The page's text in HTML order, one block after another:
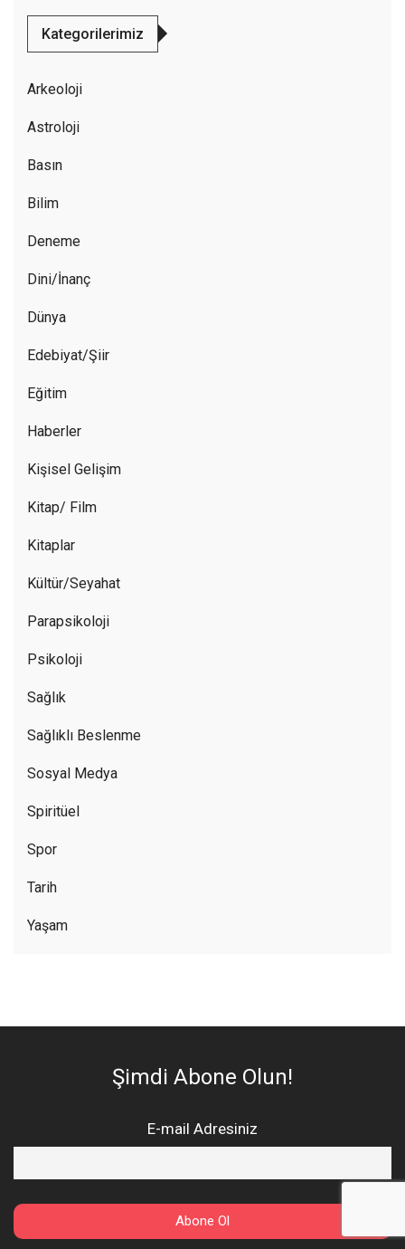
Kategorilerimiz
Arkeoloji
Astroloji
Basın
Bilim
Deneme
Dini/İnanç
Dünya
Edebiyat/Şiir
Eğitim
Haberler
Kişisel Gelişim
Kitap/ Film
Kitaplar
Kültür/Seyahat
Parapsikoloji
Psikoloji
Sağlık
Sağlıklı Beslenme
Sosyal Medya
Spiritüel
Spor
Tarih
Yaşam
Şimdi Abone Olun!
E-mail Adresiniz